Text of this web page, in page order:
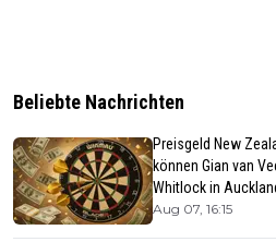
Beliebte Nachrichten
Preisgeld New
können Gian van
Whitlock in
Aug 07, 16:15